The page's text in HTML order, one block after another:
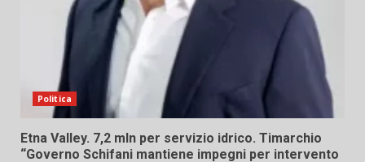
Politica
Etna Valley. 7,2 mln per servizio idrico. Timarchio
“Governo Schifani mantiene impegni per intervento